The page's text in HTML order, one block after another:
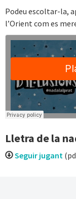
Podeu escoltar-la,
l’Orient com es
Lletra de la
Seguir jugant